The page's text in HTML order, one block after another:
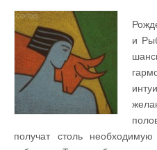
и
получат столь